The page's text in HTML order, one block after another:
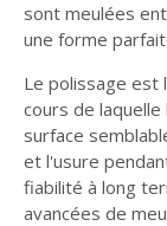
sont meulées
une forme
Le polissage est
cours de
surface
et l'usure
fiabilité à long
avancées de